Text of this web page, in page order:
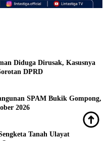
Diduga Dirusak, Kasusnya
DPRD
SPAM Bukik Gompong,
2026
Tanah Ulayat